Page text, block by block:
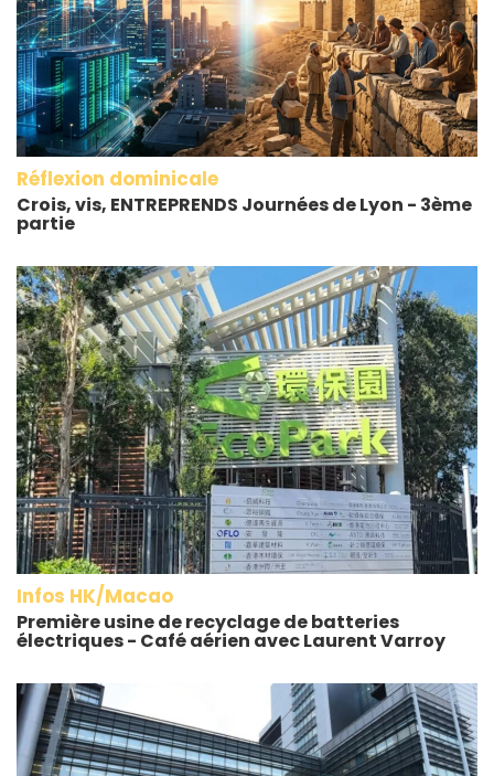
Réflexion dominicale
Crois, vis, ENTREPRENDS Journées de Lyon - 3ème
partie
Infos HK/Macao
Première usine de recyclage de batteries
électriques - Café aérien avec Laurent Varroy